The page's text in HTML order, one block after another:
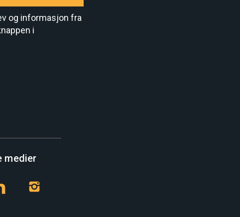
og informasjon fra
i
medier